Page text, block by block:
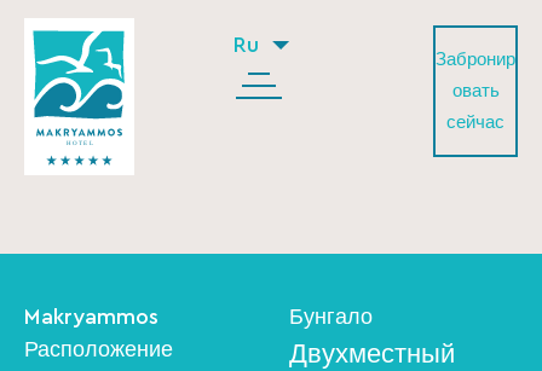
Ru
Забронир
овать
сейчас
Makryammos
Расположение
Бунгало
Двухместный